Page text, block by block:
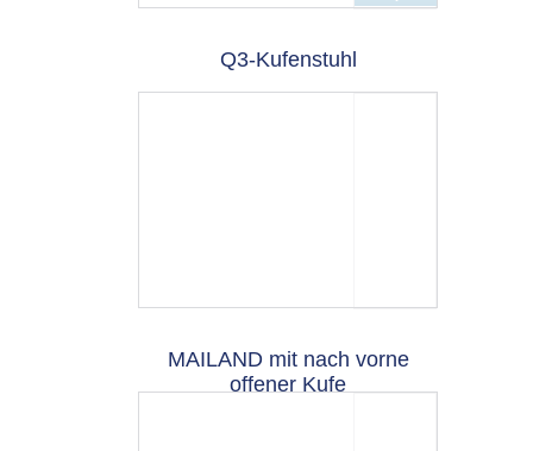
Q3-Kufenstuhl
MAILAND mit nach vorne
offener Kufe